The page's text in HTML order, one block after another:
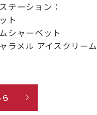
テーション：
ト
シャーベット
ラメル アイスクリーム